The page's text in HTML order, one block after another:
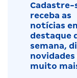
Cadastre-
receba as
notícias
destaque
semana,
novidades
muito